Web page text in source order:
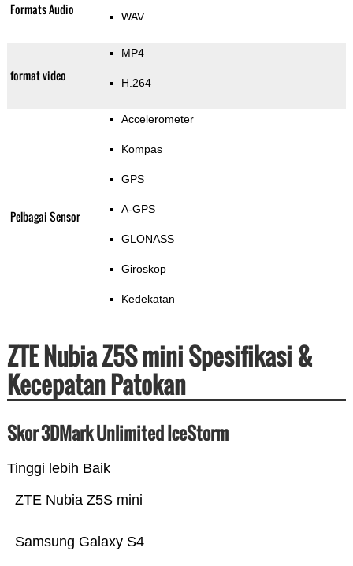
Formats Audio WAV
format video
MP4
H.264
Pelbagai Sensor
Accelerometer
Kompas
GPS
A-GPS
GLONASS
Giroskop
Kedekatan
ZTE Nubia Z5S mini Spesifikasi &
Kecepatan Patokan
Skor 3DMark Unlimited IceStorm
Tinggi lebih Baik
Samsung Galaxy S4
ZTE Nubia Z5S mini